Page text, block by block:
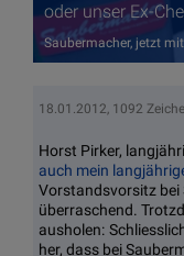
oder unser Ex-
Saubermacher, jetzt
18.01.2012, 1092
Horst Pirker,
auch mein
Vorstandsvorsitz bei
überraschend.
ausholen:
her, dass bei